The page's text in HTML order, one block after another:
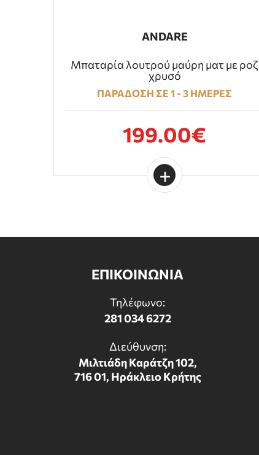
ANDARE
Μπαταρία λουτρού μαύρη ματ με ροζ
χρυσό
ΠΑΡΑΔΟΣΗ ΣΕ 1 - 3 ΗΜΕΡΕΣ
199.00€
ΕΠΙΚΟΙΝΩΝΙΑ
Τηλέφωνο:
281 034 6272
Διεύθυνση:
Μιλτιάδη Καράτζη 102,
716 01, Ηράκλειο Κρήτης